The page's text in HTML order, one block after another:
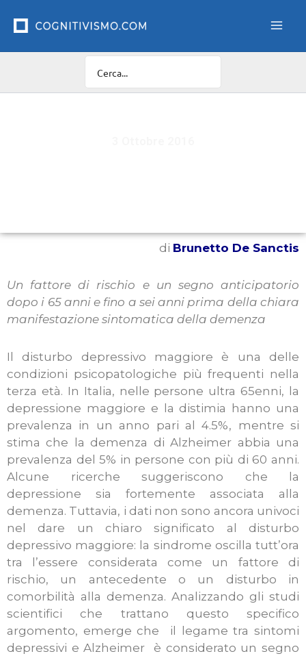
di Brunetto De Sanctis
Un fattore di rischio e un segno anticipatorio
dopo i 65 anni e fino a sei anni prima della chiara
manifestazione sintomatica della demenza
Il disturbo depressivo maggiore è una delle
condizioni psicopatologiche più frequenti nella
terza età. In Italia, nelle persone ultra 65enni, la
depressione maggiore e la distimia hanno una
prevalenza in un anno pari al 4.5%, mentre si
stima che la demenza di Alzheimer abbia una
prevalenza del 5% in persone con più di 60 anni.
Alcune ricerche suggeriscono che la
depressione sia fortemente associata alla
demenza. Tuttavia, i dati non sono ancora univoci
nel dare un chiaro significato al disturbo
depressivo maggiore: la sindrome oscilla tutt’ora
tra l’essere considerata come un fattore di
rischio, un antecedente o un disturbo in
comorbilità alla demenza. Analizzando gli studi
scientifici che trattano questo specifico
argomento, emerge che il legame tra sintomi
depressivi e Alzheimer è considerato un segno